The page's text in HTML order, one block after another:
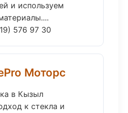
и используем
576 97 30
Моторс
в Кызыл
к стекла и